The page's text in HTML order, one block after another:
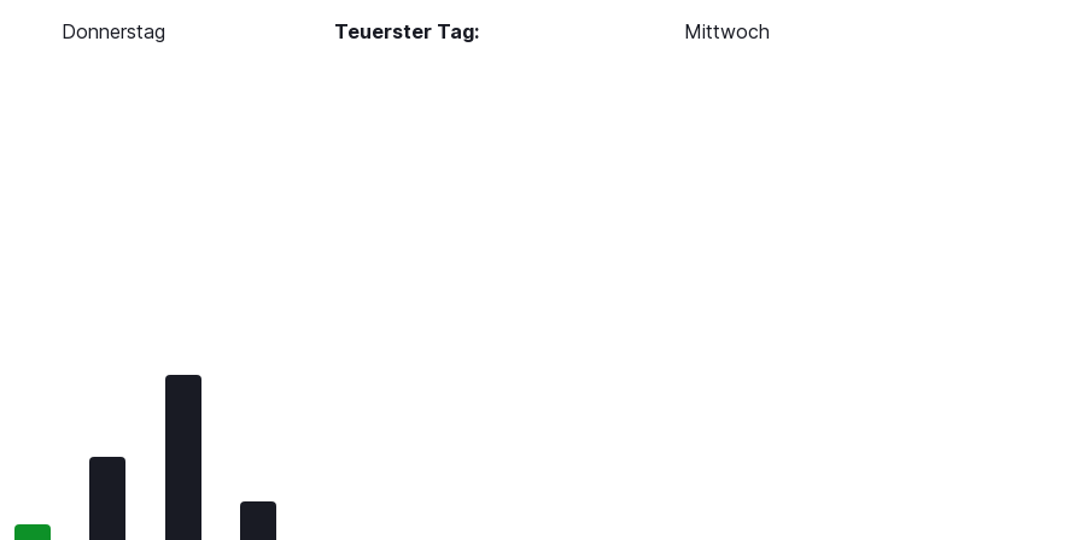
Donnerstag Teuerster Tag: Mittwoch